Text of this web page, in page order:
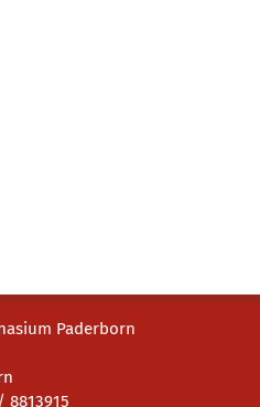
Paderborn
8813915